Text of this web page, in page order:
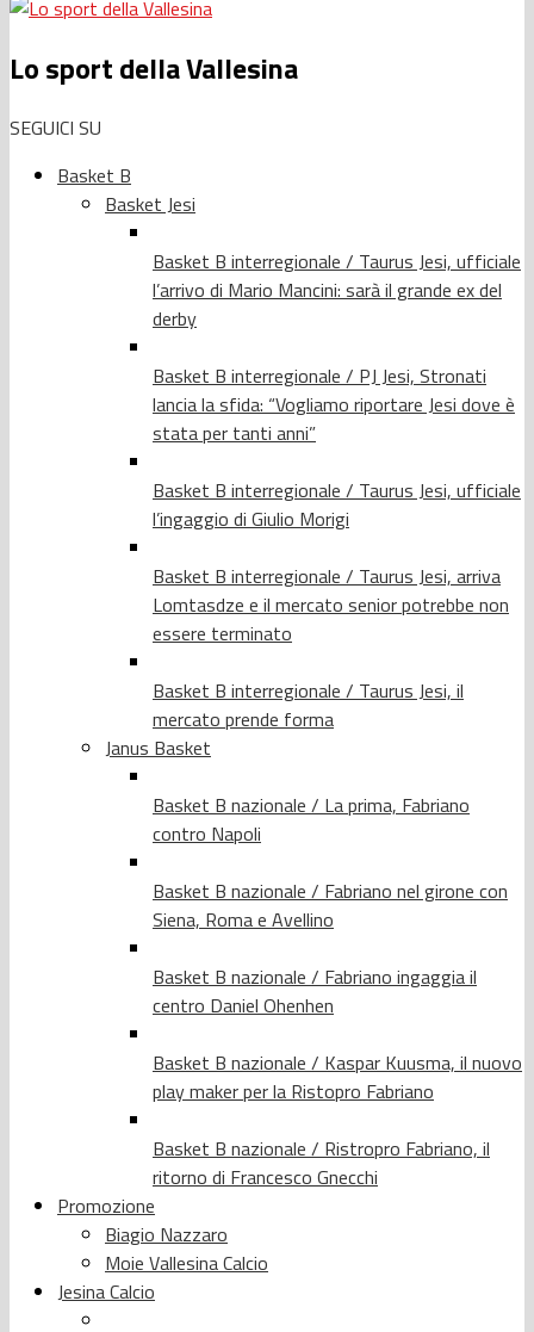
Lo sport della Vallesina
SEGUICI SU
Basket B
Basket Jesi
Basket B interregionale / Taurus Jesi, ufficiale
l’arrivo di Mario Mancini: sarà il grande ex del
derby
Basket B interregionale / PJ Jesi, Stronati
lancia la sfida: “Vogliamo riportare Jesi dove è
stata per tanti anni”
Basket B interregionale / Taurus Jesi, ufficiale
l’ingaggio di Giulio Morigi
Basket B interregionale / Taurus Jesi, arriva
Lomtasdze e il mercato senior potrebbe non
essere terminato
Basket B interregionale / Taurus Jesi, il
mercato prende forma
Janus Basket
Basket B nazionale / La prima, Fabriano
contro Napoli
Basket B nazionale / Fabriano nel girone con
Siena, Roma e Avellino
Basket B nazionale / Fabriano ingaggia il
centro Daniel Ohenhen
Basket B nazionale / Kaspar Kuusma, il nuovo
play maker per la Ristopro Fabriano
Basket B nazionale / Ristropro Fabriano, il
ritorno di Francesco Gnecchi
Promozione
Biagio Nazzaro
Moie Vallesina Calcio
Jesina Calcio